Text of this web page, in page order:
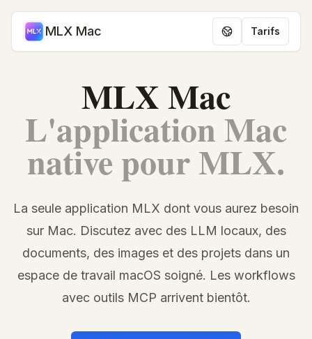
MLX Mac Tarifs
MLX Mac
L'application Mac
native pour MLX.
La seule application MLX dont vous aurez besoin
sur Mac. Discutez avec des LLM locaux, des
documents, des images et des projets dans un
espace de travail macOS soigné. Les workflows
avec outils MCP arrivent bientôt.